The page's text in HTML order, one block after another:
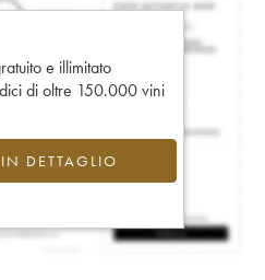
e illimitato
di oltre 150.000 vini
DETTAGLIO